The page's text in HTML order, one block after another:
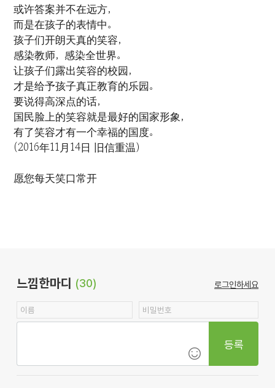
或许答案并不在远方，
而是在孩子的表情中。
孩子们开朗天真的笑容，
感染教师，感染全世界。
让孩子们露出笑容的校园，
才是给予孩子真正教育的乐园。
要说得高深点的话，
国民脸上的笑容就是最好的国家形象，
有了笑容才有一个幸福的国度。
(2016年11月14日 旧信重温）
愿您每天笑口常开
느낌한마디 (30) 로그인하세요
등록